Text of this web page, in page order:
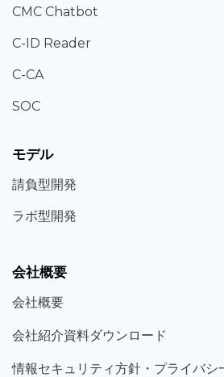
CMC Chatbot
C-ID Reader
C-CA
SOC
モデル
請負型開発
ラボ型開発
会社概要
会社概要
会社紹介資料ダウンロード
情報セキュリティ方針・プライバシ